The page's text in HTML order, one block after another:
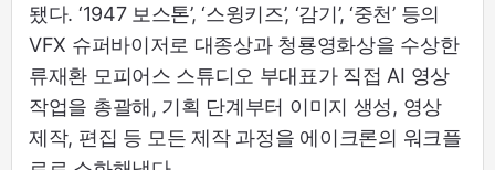
됐다. ‘1947 보스톤’, ‘스윙키즈’, ‘감기’, ‘중천’ 등의
VFX 슈퍼바이저로 대종상과 청룡영화상을 수상한
류재환 모피어스 스튜디오 부대표가 직접 AI 영상
작업을 총괄해, 기획 단계부터 이미지 생성, 영상
제작, 편집 등 모든 제작 과정을 에이크론의 워크플